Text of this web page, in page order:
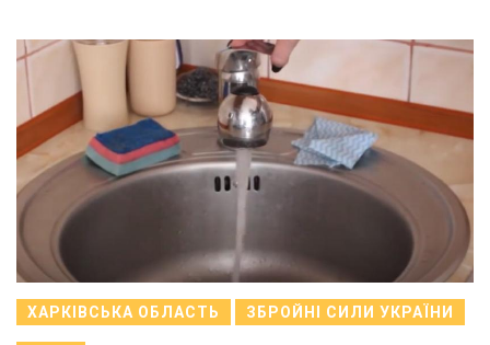
ХАРКІВСЬКА ОБЛАСТЬ ЗБРОЙНІ СИЛИ УКРАЇНИ